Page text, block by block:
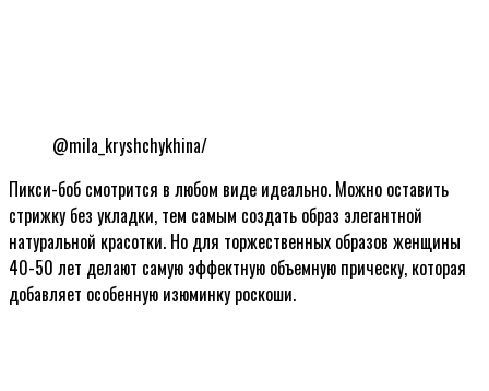
@mila_kryshchykhina/
Пикси-боб смотрится в любом виде идеально. Можно оставить
стрижку без укладки, тем самым создать образ элегантной
натуральной красотки. Но для торжественных образов женщины
40-50 лет делают самую эффектную объемную прическу, которая
добавляет особенную изюминку роскоши.